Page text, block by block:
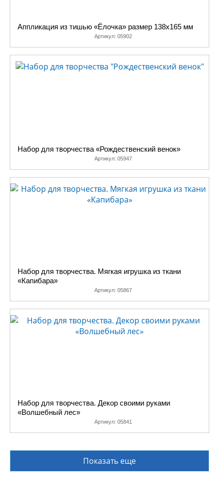
Аппликация из тишью «Ёлочка» размер 138х165 мм
Артикул: 05902
Набор для творчества «Рождественский венок»
Артикул: 05947
Набор для творчества. Мягкая игрушка из ткани
«Капибара»
Артикул: 05867
Набор для творчества. Декор своими руками
«Волшебный лес»
Артикул: 05841
Показать еще